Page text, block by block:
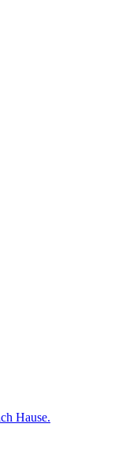
Hause.